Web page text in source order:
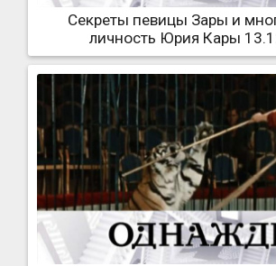
Секреты певицы Зары и
личность Юрия Кары